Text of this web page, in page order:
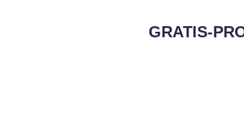
GRATIS-